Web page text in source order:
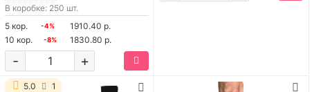
В коробке: 250 шт.
5 кор.
-4%
1910.40 р.
10 кор.
-8% 1830.80 р.
+
-
5.0 1